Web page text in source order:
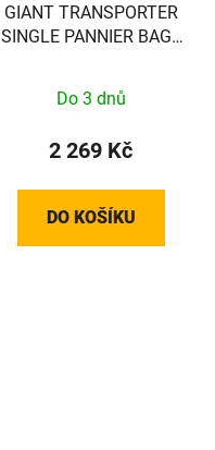
GIANT TRANSPORTER
SINGLE PANNIER BAG -
440000037
Do 3 dnů
2 269 Kč
DO KOŠÍKU